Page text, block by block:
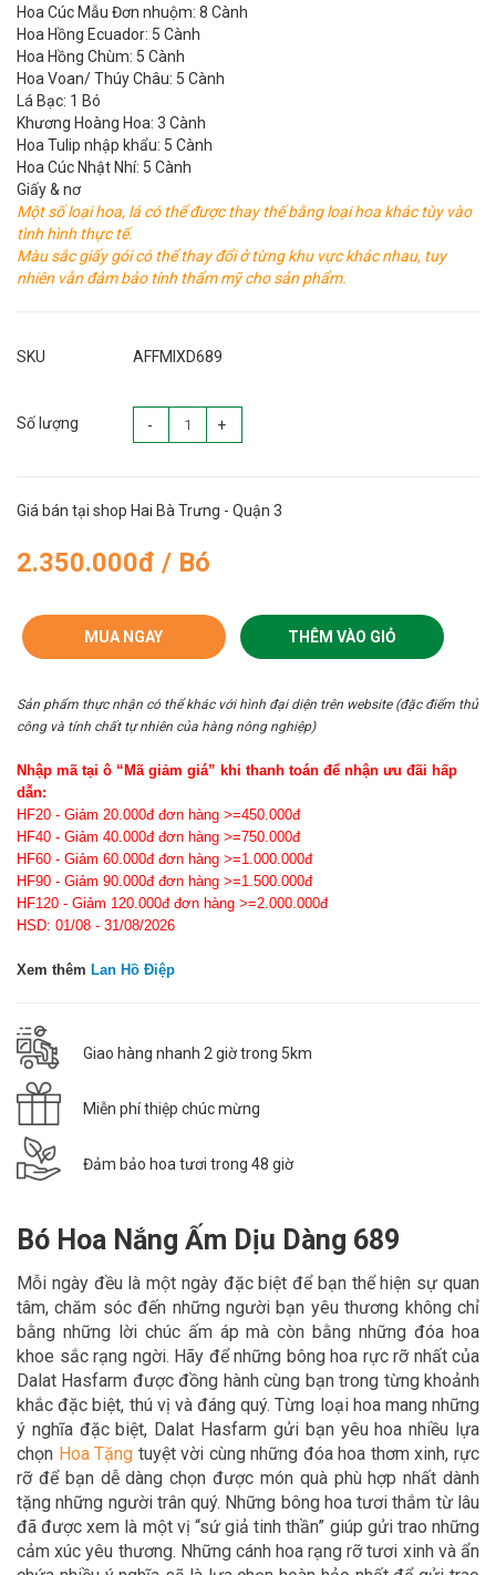
Hoa Cúc Mẫu Đơn nhuộm: 8 Cành
Hoa Hồng Ecuador: 5 Cành
Hoa Hồng Chùm: 5 Cành
Hoa Voan/ Thúy Châu: 5 Cành
Lá Bạc: 1 Bó
Khương Hoàng Hoa: 3 Cành
Hoa Tulip nhập khẩu: 5 Cành
Hoa Cúc Nhật Nhí: 5 Cành
Giấy & nơ
Một số loại hoa, lá có thể được thay thế bằng loại hoa khác tùy vào
tình hình thực tế.
Màu sắc giấy gói có thể thay đổi ở từng khu vực khác nhau, tuy
nhiên vẫn đảm bảo tính thẩm mỹ cho sản phẩm.
SKU AFFMIXD689
Số lượng - +
Giá bán tại shop Hai Bà Trưng - Quận 3
2.350.000đ / Bó
MUA NGAY THÊM VÀO GIỎ
Sản phẩm thực nhận có thể khác với hình đại diện trên website (đặc điểm thủ
công và tính chất tự nhiên của hàng nông nghiệp)
Nhập mã tại ô “Mã giảm giá” khi thanh toán để nhận ưu đãi hấp
dẫn:
HF20 - Giảm 20.000đ đơn hàng >=450.000đ
HF40 - Giảm 40.000đ đơn hàng >=750.000đ
HF60 - Giảm 60.000đ đơn hàng >=1.000.000đ
HF90 - Giảm 90.000đ đơn hàng >=1.500.000đ
HF120 - Giảm 120.000đ đơn hàng >=2.000.000đ
HSD: 01/08 - 31/08/2026
Xem thêm Lan Hồ Điệp
Giao hàng nhanh 2 giờ trong 5km
Miễn phí thiệp chúc mừng
Đảm bảo hoa tươi trong 48 giờ
Bó Hoa Nắng Ấm Dịu Dàng 689
Mỗi ngày đều là một ngày đặc biệt để bạn thể hiện sự quan
tâm, chăm sóc đến những người bạn yêu thương không chỉ
bằng những lời chúc ấm áp mà còn bằng những đóa hoa
khoe sắc rạng ngời. Hãy đểnhững bông hoa rực rỡ nhất của
Dalat Hasfarm được đồng hành cùng bạn trong từng khoảnh
khắc đặc biệt, thú vị và đáng quý. Từng loại hoa mang những
ý nghĩa đặc biệt, Dalat Hasfarm gửi bạn yêu hoa nhiều lựa
chọn Hoa Tặng tuyệt vời cùng những đóa hoa thơm xinh, rực
rỡ để bạn dễ dàng chọn được món quà phù hợp nhất dành
tặng những người trân quý. Những bông hoa tươi thắm từ lâu
đã được xem là một vị “sứ giả tinh thần” giúp gửi trao những
cảm xúc yêu thương. Những cánh hoa rạng rỡ tươi xinh và ẩn